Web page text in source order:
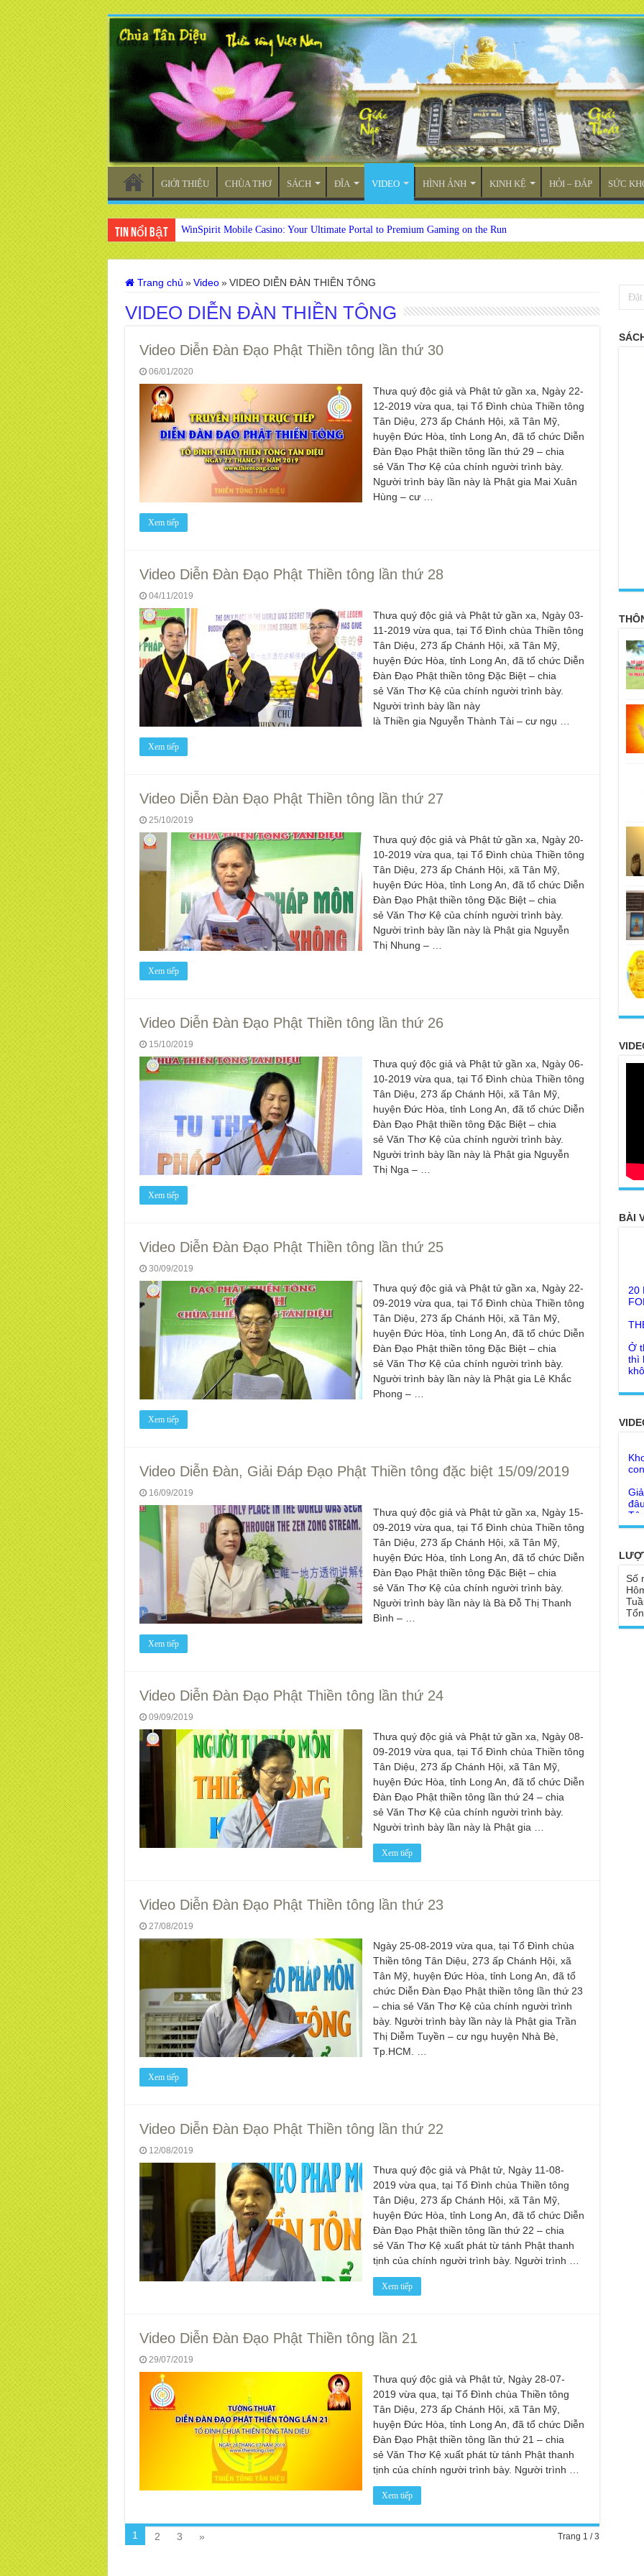
GIỚI THIỆU CHÙA THƠ SÁCH ĐĨA VIDEO HÌNH ẢNH KINH KỆ HỎI – ĐÁP SỨC
Tin nổi bật WinSpirit Mobile Casino: Your Ultimate Portal to Premium Gaming on the Run
Trang chủ » Video » VIDEO DIỄN ĐÀN THIỀN TÔNG
VIDEO DIỄN ĐÀN THIỀN TÔNG
Video Diễn Đàn Đạo Phật Thiền tông lần thứ 30
06/01/2020
Thưa quý độc giả và Phật tử gần xa, Ngày 22-
12-2019 vừa qua, tại Tổ Đình chùa Thiền tông
Tân Diệu, 273 ấp Chánh Hội, xã Tân Mỹ,
huyện Đức Hòa, tỉnh Long An, đã tổ chức Diễn
Đàn Đạo Phật thiền tông lần thứ 29 – chia
sẻ Văn Thơ Kệ của chính người trình bày.
Người trình bày lần này là Phật gia Mai Xuân
Hùng – cư …
Xem tiếp
Video Diễn Đàn Đạo Phật Thiền tông lần thứ 28
04/11/2019
Thưa quý độc giả và Phật tử gần xa, Ngày 03-
11-2019 vừa qua, tại Tổ Đình chùa Thiền tông
Tân Diệu, 273 ấp Chánh Hội, xã Tân Mỹ,
huyện Đức Hòa, tỉnh Long An, đã tổ chức Diễn
Đàn Đạo Phật thiền tông Đặc Biệt – chia
sẻ Văn Thơ Kệ của chính người trình bày.
Người trình bày lần này
là Thiền gia Nguyễn Thành Tài – cư ngụ …
Xem tiếp
Video Diễn Đàn Đạo Phật Thiền tông lần thứ 27
25/10/2019
Thưa quý độc giả và Phật tử gần xa, Ngày 20-
10-2019 vừa qua, tại Tổ Đình chùa Thiền tông
Tân Diệu, 273 ấp Chánh Hội, xã Tân Mỹ,
huyện Đức Hòa, tỉnh Long An, đã tổ chức Diễn
Đàn Đạo Phật thiền tông Đặc Biệt – chia
sẻ Văn Thơ Kệ của chính người trình bày.
Người trình bày lần này là Phật gia Nguyễn
Thị Nhung – …
Xem tiếp
Video Diễn Đàn Đạo Phật Thiền tông lần thứ 26
15/10/2019
Thưa quý độc giả và Phật tử gần xa, Ngày 06-
10-2019 vừa qua, tại Tổ Đình chùa Thiền tông
Tân Diệu, 273 ấp Chánh Hội, xã Tân Mỹ,
huyện Đức Hòa, tỉnh Long An, đã tổ chức Diễn
Đàn Đạo Phật thiền tông Đặc Biệt – chia
sẻ Văn Thơ Kệ của chính người trình bày.
Người trình bày lần này là Phật gia Nguyễn
Thị Nga – …
Xem tiếp
Video Diễn Đàn Đạo Phật Thiền tông lần thứ 25
30/09/2019
Thưa quý độc giả và Phật tử gần xa, Ngày 22-
09-2019 vừa qua, tại Tổ Đình chùa Thiền tông
Tân Diệu, 273 ấp Chánh Hội, xã Tân Mỹ,
huyện Đức Hòa, tỉnh Long An, đã tổ chức Diễn
Đàn Đạo Phật thiền tông Đặc Biệt – chia
sẻ Văn Thơ Kệ của chính người trình bày.
Người trình bày lần này là Phật gia Lê Khắc
Phong – …
Xem tiếp
Video Diễn Đàn, Giải Đáp Đạo Phật Thiền tông đặc biệt 15/09/2019
16/09/2019
Thưa quý độc giả và Phật tử gần xa, Ngày 15-
09-2019 vừa qua, tại Tổ Đình chùa Thiền tông
Tân Diệu, 273 ấp Chánh Hội, xã Tân Mỹ,
huyện Đức Hòa, tỉnh Long An, đã tổ chức Diễn
Đàn Đạo Phật thiền tông Đặc Biệt – chia
sẻ Văn Thơ Kệ của chính người trình bày.
Người trình bày lần này là Bà Đỗ Thị Thanh
Bình – …
Xem tiếp
Video Diễn Đàn Đạo Phật Thiền tông lần thứ 24
09/09/2019
Thưa quý độc giả và Phật tử gần xa, Ngày 08-
09-2019 vừa qua, tại Tổ Đình chùa Thiền tông
Tân Diệu, 273 ấp Chánh Hội, xã Tân Mỹ,
huyện Đức Hòa, tỉnh Long An, đã tổ chức Diễn
Đàn Đạo Phật thiền tông lần thứ 24 – chia
sẻ Văn Thơ Kệ của chính người trình bày.
Người trình bày lần này là Phật gia …
Xem tiếp
Video Diễn Đàn Đạo Phật Thiền tông lần thứ 23
27/08/2019
Ngày 25-08-2019 vừa qua, tại Tổ Đình chùa
Thiền tông Tân Diệu, 273 ấp Chánh Hội, xã
Tân Mỹ, huyện Đức Hòa, tỉnh Long An, đã tổ
chức Diễn Đàn Đạo Phật thiền tông lần thứ 23
– chia sẻ Văn Thơ Kệ của chính người trình
bày. Người trình bày lần này là Phật gia Trần
Thị Diễm Tuyền – cư ngụ huyện Nhà Bè,
Tp.HCM. …
Xem tiếp
Video Diễn Đàn Đạo Phật Thiền tông lần thứ 22
12/08/2019
Thưa quý độc giả và Phật tử, Ngày 11-08-
2019 vừa qua, tại Tổ Đình chùa Thiền tông
Tân Diệu, 273 ấp Chánh Hội, xã Tân Mỹ,
huyện Đức Hòa, tỉnh Long An, đã tổ chức Diễn
Đàn Đạo Phật thiền tông lần thứ 22 – chia
sẻ Văn Thơ Kệ xuất phát từ tánh Phật thanh
tịnh của chính người trình bày. Người trình …
Xem tiếp
Video Diễn Đàn Đạo Phật Thiền tông lần 21
29/07/2019
Thưa quý độc giả và Phật tử, Ngày 28-07-
2019 vừa qua, tại Tổ Đình chùa Thiền tông
Tân Diệu, 273 ấp Chánh Hội, xã Tân Mỹ,
huyện Đức Hòa, tỉnh Long An, đã tổ chức Diễn
Đàn Đạo Phật thiền tông lần thứ 21 – chia
sẻ Văn Thơ Kệ xuất phát từ tánh Phật thanh
tịnh của chính người trình bày. Người trình …
Xem tiếp
Trang 1 / 3
1 2 3 »
BÀI
Ở
Tu
đỡ
Số